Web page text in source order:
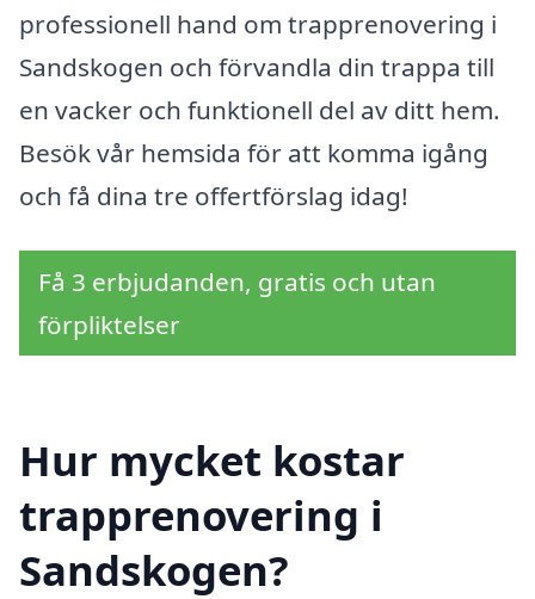
professionell hand om trapprenovering i
Sandskogen och förvandla din trappa till
en vacker och funktionell del av ditt hem.
Besök vår hemsida för att komma igång
och få dina tre offertförslag idag!
Få 3 erbjudanden, gratis och utan
förpliktelser
Hur mycket kostar
trapprenovering i
Sandskogen?